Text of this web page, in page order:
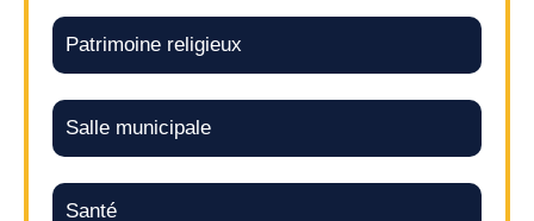
Patrimoine religieux
Salle municipale
Santé